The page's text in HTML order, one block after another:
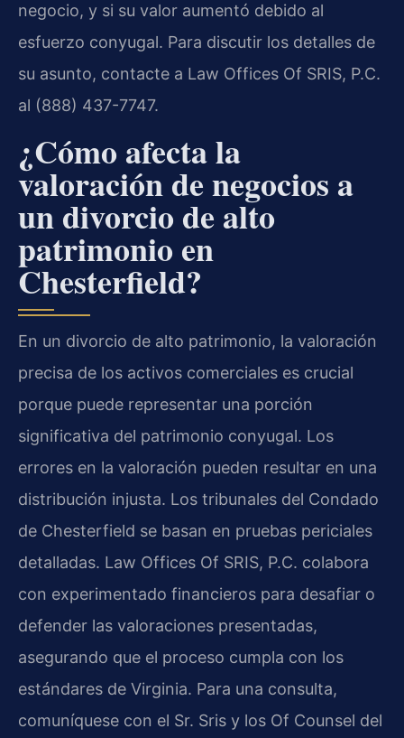
negocio, y si su valor aumentó debido al
esfuerzo conyugal. Para discutir los detalles de
su asunto, contacte a Law Offices Of SRIS, P.C.
al (888) 437-7747.
¿Cómo afecta la
valoración de negocios a
un divorcio de alto
patrimonio en
Chesterfield?
En un divorcio de alto patrimonio, la valoración
precisa de los activos comerciales es crucial
porque puede representar una porción
significativa del patrimonio conyugal. Los
errores en la valoración pueden resultar en una
distribución injusta. Los tribunales del Condado
de Chesterfield se basan en pruebas periciales
detalladas. Law Offices Of SRIS, P.C. colabora
con experimentado financieros para desafiar o
defender las valoraciones presentadas,
asegurando que el proceso cumpla con los
estándares de Virginia. Para una consulta,
comuníquese con el Sr. Sris y los Of Counsel del